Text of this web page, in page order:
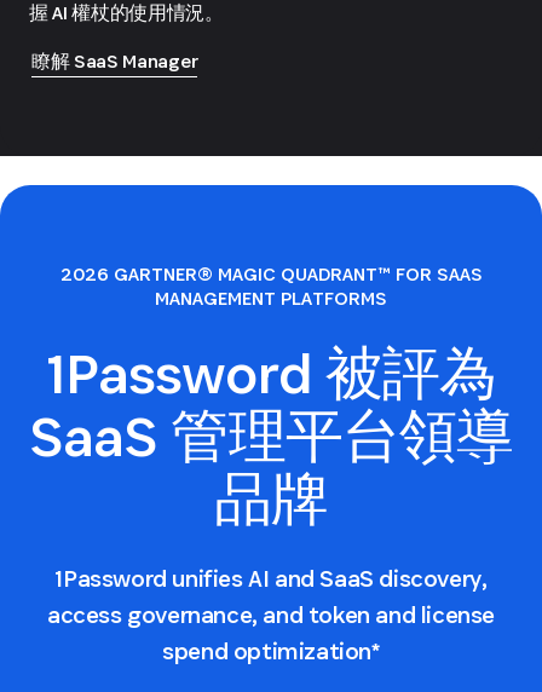
握 AI 權杖的使用情況。
瞭解 SaaS Manager
2026 GARTNER® MAGIC QUADRANT™ FOR SAAS
MANAGEMENT PLATFORMS
1Password 被評為
SaaS 管理平台領導
品牌
1Password unifies AI and SaaS discovery,
access governance, and token and license
spend optimization*